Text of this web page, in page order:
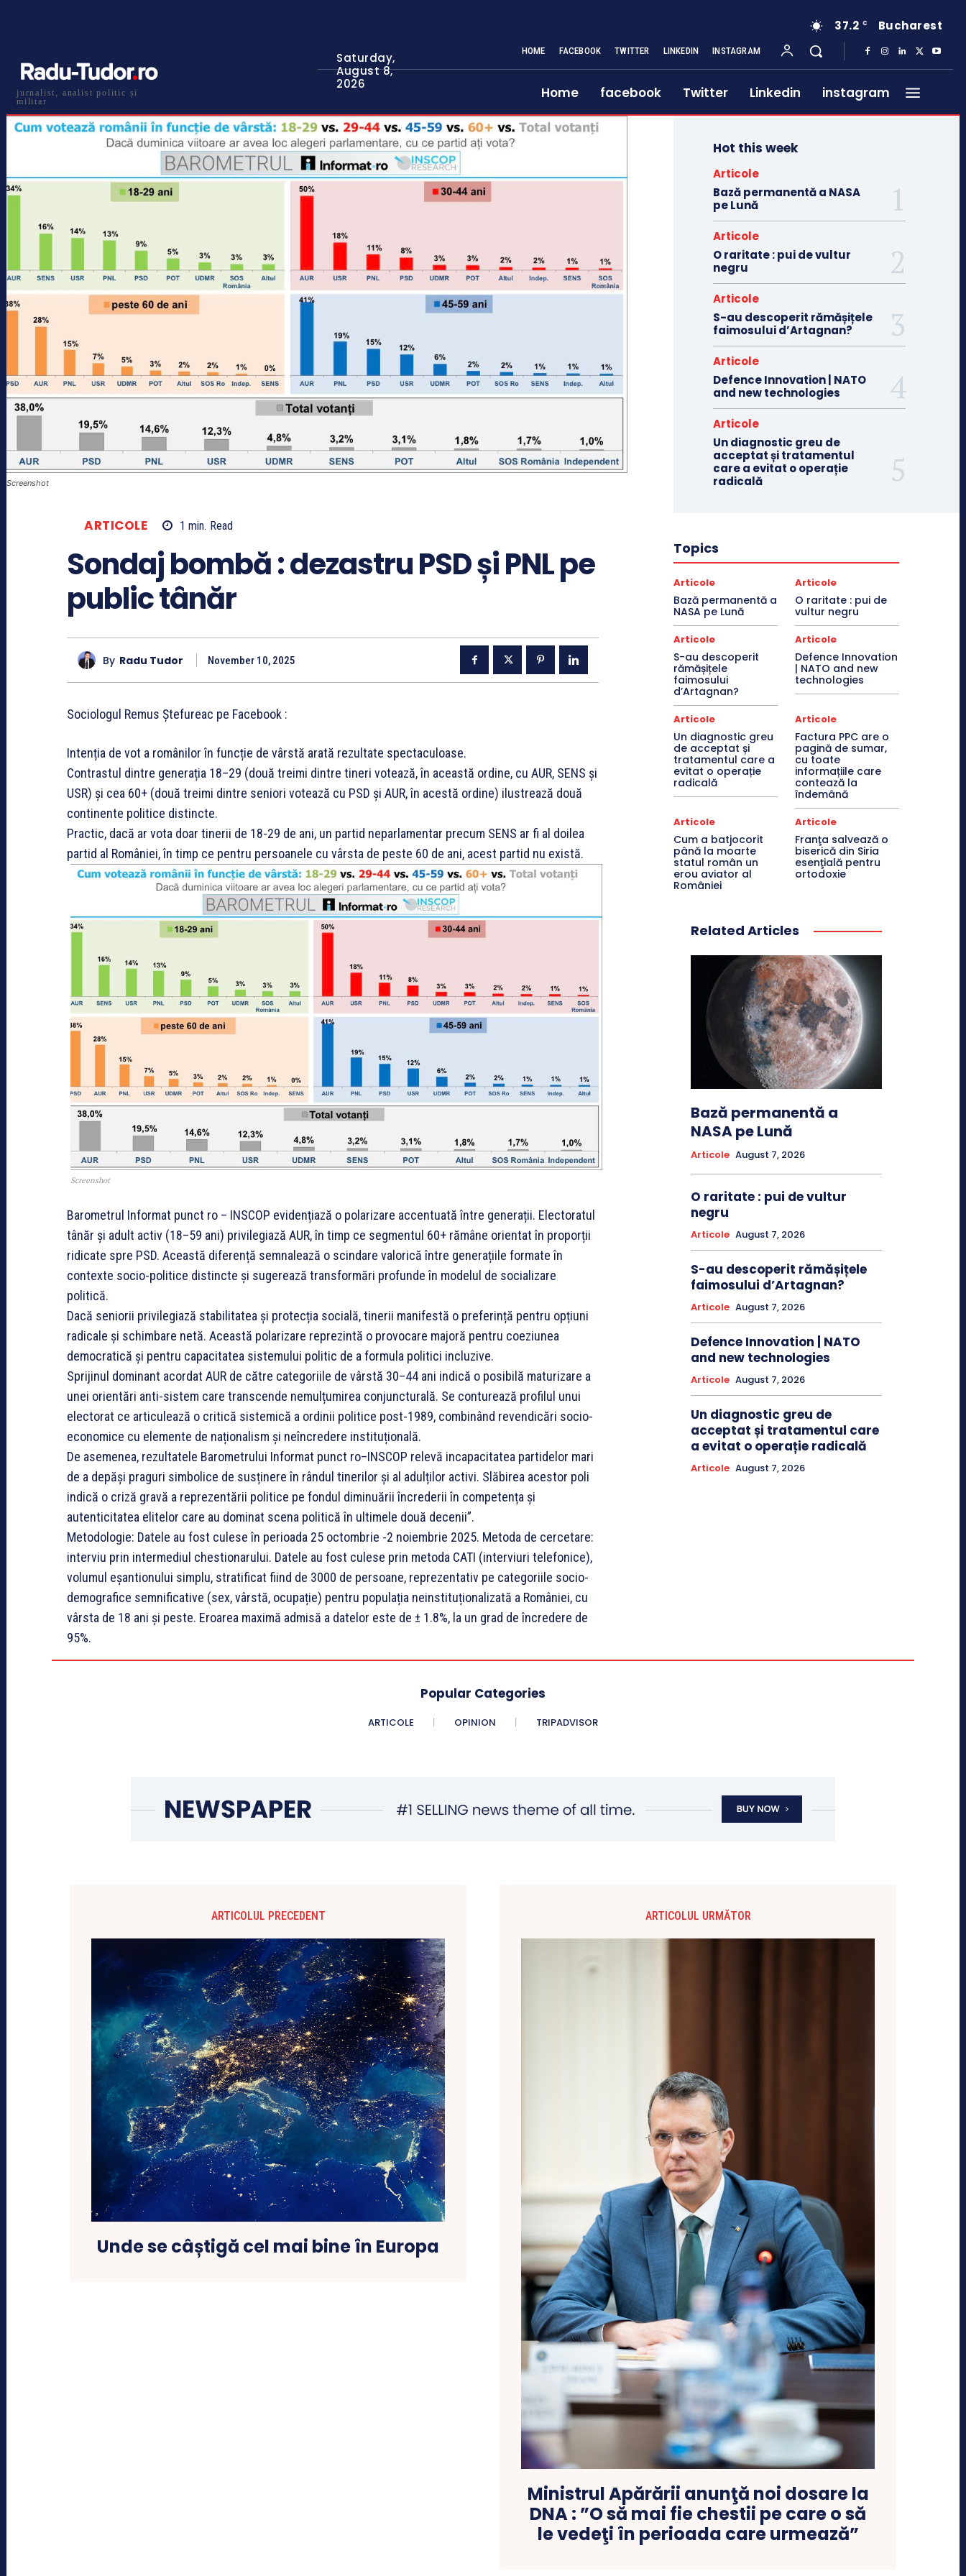
jurnalist, analist politic și
militar
Saturday,
August 8,
2026
37.2 C Bucharest
HOME FACEBOOK TWITTER LINKEDIN INSTAGRAM
Home facebook Twitter Linkedin instagram
Screenshot
ARTICOLE 1 min. Read
Sondaj bombă : dezastru PSD și PNL pe
public tânăr
By Radu Tudor November 10, 2025
Sociologul Remus Ștefureac pe Facebook :
Intenția de vot a românilor în funcție de vârstă arată rezultate spectaculoase.
Contrastul dintre generația 18–29 (două treimi dintre tineri votează, în această ordine, cu AUR, SENS și
USR) și cea 60+ (două treimi dintre seniori votează cu PSD și AUR, în acestă ordine) ilustrează două
continente politice distincte.
Practic, dacă ar vota doar tinerii de 18-29 de ani, un partid neparlamentar precum SENS ar fi al doilea
partid al României, în timp ce pentru persoanele cu vârsta de peste 60 de ani, acest partid nu există.
Screenshot
Barometrul Informat punct ro – INSCOP evidențiază o polarizare accentuată între generații. Electoratul
tânăr și adult activ (18–59 ani) privilegiază AUR, în timp ce segmentul 60+ rămâne orientat în proporții
ridicate spre PSD. Această diferență semnalează o scindare valorică între generațiile formate în
contexte socio-politice distincte și sugerează transformări profunde în modelul de socializare
politică.
Dacă seniorii privilegiază stabilitatea și protecția socială, tinerii manifestă o preferință pentru opțiuni
radicale și schimbare netă. Această polarizare reprezintă o provocare majoră pentru coeziunea
democratică și pentru capacitatea sistemului politic de a formula politici incluzive.
Sprijinul dominant acordat AUR de către categoriile de vârstă 30–44 ani indică o posibilă maturizare a
unei orientări anti-sistem care transcende nemulțumirea conjuncturală. Se conturează profilul unui
electorat ce articulează o critică sistemică a ordinii politice post-1989, combinând revendicări socio-
economice cu elemente de naționalism și neîncredere instituțională.
De asemenea, rezultatele Barometrului Informat punct ro–INSCOP relevă incapacitatea partidelor mari
de a depăși praguri simbolice de susținere în rândul tinerilor și al adulților activi. Slăbirea acestor poli
indică o criză gravă a reprezentării politice pe fondul diminuării încrederii în competența și
autenticitatea elitelor care au dominat scena politică în ultimele două decenii”.
Metodologie: Datele au fost culese în perioada 25 octombrie -2 noiembrie 2025. Metoda de cercetare:
interviu prin intermediul chestionarului. Datele au fost culese prin metoda CATI (interviuri telefonice),
volumul eșantionului simplu, stratificat fiind de 3000 de persoane, reprezentativ pe categoriile socio-
demografice semnificative (sex, vârstă, ocupație) pentru populația neinstituționalizată a României, cu
vârsta de 18 ani și peste. Eroarea maximă admisă a datelor este de ± 1.8%, la un grad de încredere de
95%.
Hot this week
Articole
Bază permanentă a NASA
pe Lună
Articole
O raritate : pui de vultur
negru
Articole
S-au descoperit rămășițele
faimosului d’Artagnan?
Articole
Defence Innovation | NATO
and new technologies
Articole
Un diagnostic greu de
acceptat și tratamentul
care a evitat o operație
radicală
Topics
Articole
Bază permanentă a
NASA pe Lună
Articole
O raritate : pui de
vultur negru
Articole
S-au descoperit
rămășițele
faimosului
d’Artagnan?
Articole
Defence Innovation
| NATO and new
technologies
Articole
Un diagnostic greu
de acceptat și
tratamentul care a
evitat o operație
radicală
Articole
Factura PPC are o
pagină de sumar,
cu toate
informațiile care
contează la
îndemână
Articole
Cum a batjocorit
până la moarte
statul român un
erou aviator al
României
Articole
Franţa salvează o
biserică din Siria
esenţială pentru
ortodoxie
Related Articles
Bază permanentă a
NASA pe Lună
Articole August 7, 2026
O raritate : pui de vultur
negru
Articole August 7, 2026
S-au descoperit rămășițele
faimosului d’Artagnan?
Articole August 7, 2026
Defence Innovation | NATO
and new technologies
Articole August 7, 2026
Un diagnostic greu de
acceptat și tratamentul care
a evitat o operație radicală
Articole August 7, 2026
Popular Categories
ARTICOLE OPINION TRIPADVISOR
ARTICOLUL PRECEDENT
Unde se câștigă cel mai bine în Europa
ARTICOLUL URMĂTOR
Ministrul Apărării anunţă noi dosare la
DNA : ”O să mai fie chestii pe care o să
le vedeţi în perioada care urmează”